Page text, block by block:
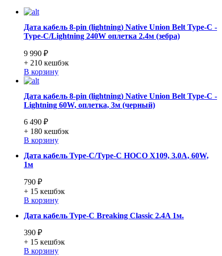
Дата кабель 8-pin (lightning) Native Union Belt Type-C -
Type-C/Lightning 240W оплетка 2.4м (зебра)
9 990 ₽
+ 210 кешбэк
В корзину
Дата кабель 8-pin (lightning) Native Union Belt Type-C -
Lightning 60W, оплетка, 3м (черный)
6 490 ₽
+ 180 кешбэк
В корзину
Дата кабель Type-C/Type-C HOCO X109, 3.0A, 60W,
1м
790 ₽
+ 15 кешбэк
В корзину
Дата кабель Type-C Breaking Classic 2.4A 1м.
390 ₽
+ 15 кешбэк
В корзину